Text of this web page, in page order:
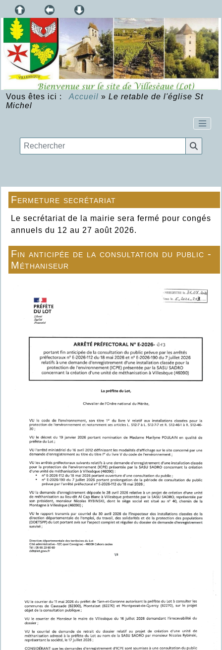
Vous êtes ici : Accueil » Le retable de l'église St
Michel
Fermeture secrétariat
Le secrétariat de la mairie sera fermé pour congés
annuels du 12 au 27 août 2026.
Fin anticipée de la consultation du public -
Méthaniseur